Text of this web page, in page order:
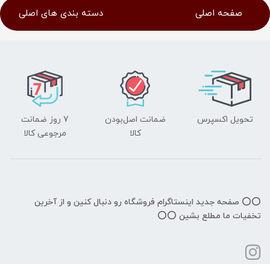
صفحه اصلی دسته بندی های اصلی
تحویل اکسپرس
ضمانت اصل‌بودن
کالا
7 روز ضمانت
مرجوعی کالا
⭕️⭕️ صفحه جدید اینستاگرام فروشگاه رو دنبال کنین و از آخرین
تخفیات ما مطلع بشین ⭕️⭕️